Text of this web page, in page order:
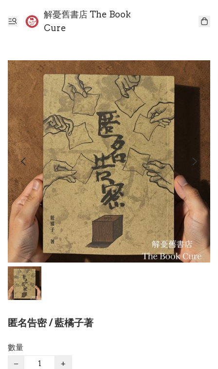
解憂舊書店 The Book
Cure
匿名告密 / 藍橘子著
數量
−
+